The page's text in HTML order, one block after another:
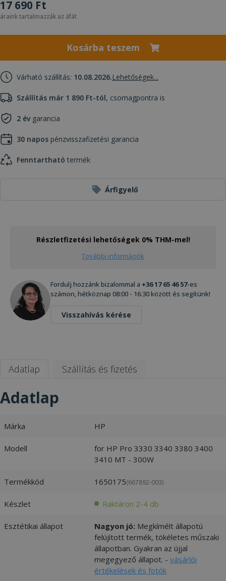
17 690 Ft
áraink tartalmazzák az áfát
Kosárba teszem
Várható szállítás: 10.08.2026.Lehetőségek...
Szállítás már 1 890 Ft-tól, csomagpontra is
2 évgarancia
30 napos pénzvisszafizetési garancia
Fenntartható termék
Árfigyelő
Részletfizetési lehetőségek 0% THM-mel!
További információk
Fordulj hozzánk bizalommal a +36 17 65 46 57-es
számon, hétköznap 08:00 - 16:30 között és segítünk!
Visszahívás kérése
Adatlap Szállítás és fizetés
Adatlap
Márka HP
Modell
for HP Pro 3330 3340 3380 3400
3410 MT - 300W
Termékkód 1650175(667892-003)
Készlet Raktáron 2-4 db
Esztétikai állapot Nagyon jó: Megkímélt állapotú
felújított termék, tökéletes műszaki
állapotban. Gyakran az újjal
megegyező állapot. - vásárlói
értékelések és fotók